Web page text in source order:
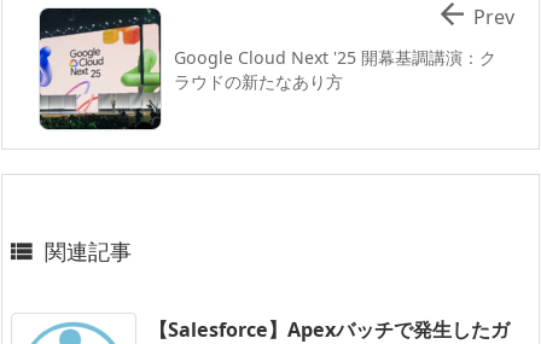
Google Cloud Next '25 開幕基調講演：ク
ラウドの新たなあり方
 Prev
 関連記事
【Salesforce】Apexバッチで発生したガ